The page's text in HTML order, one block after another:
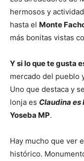
hermosos y
hasta el Monte
más bonitas vistas
Y si lo que te gusta
mercado del pueblo
Uno que destaca y
lonja es Claudina es
Yoseba MP.
Hay mucho que ver
histórico.